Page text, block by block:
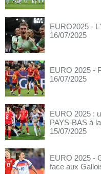
EURO2025 -
16/07/2025
EURO 2025 -
16/07/2025
EURO 2025 :
PAYS-BAS à
15/07/2025
EURO 2025 -
face aux